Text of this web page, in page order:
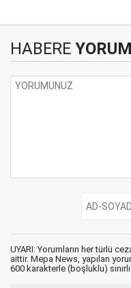
HABERE
UYARI: Yorumların her türlü
aittir. Mepa News, yapılan
600 karakterle (boşluklu)